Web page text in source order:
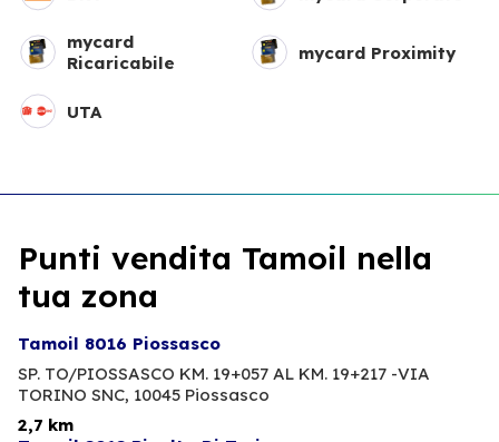
mycard
Ricaricabile
mycard Proximity
UTA
Punti vendita Tamoil nella
tua zona
Tamoil 8016 Piossasco
SP. TO/PIOSSASCO KM. 19+057 AL KM. 19+217 -VIA
TORINO SNC, 10045 Piossasco
2,7 km